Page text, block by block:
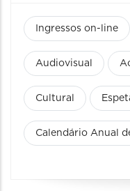
Ingressos on-line
Audiovisual
Cultural
Calendário Anual